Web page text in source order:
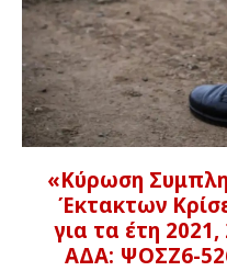
«Κύρωση
Έκτακτων
για τα έτη
ΑΔΑ: ΨΟΣΖ6-